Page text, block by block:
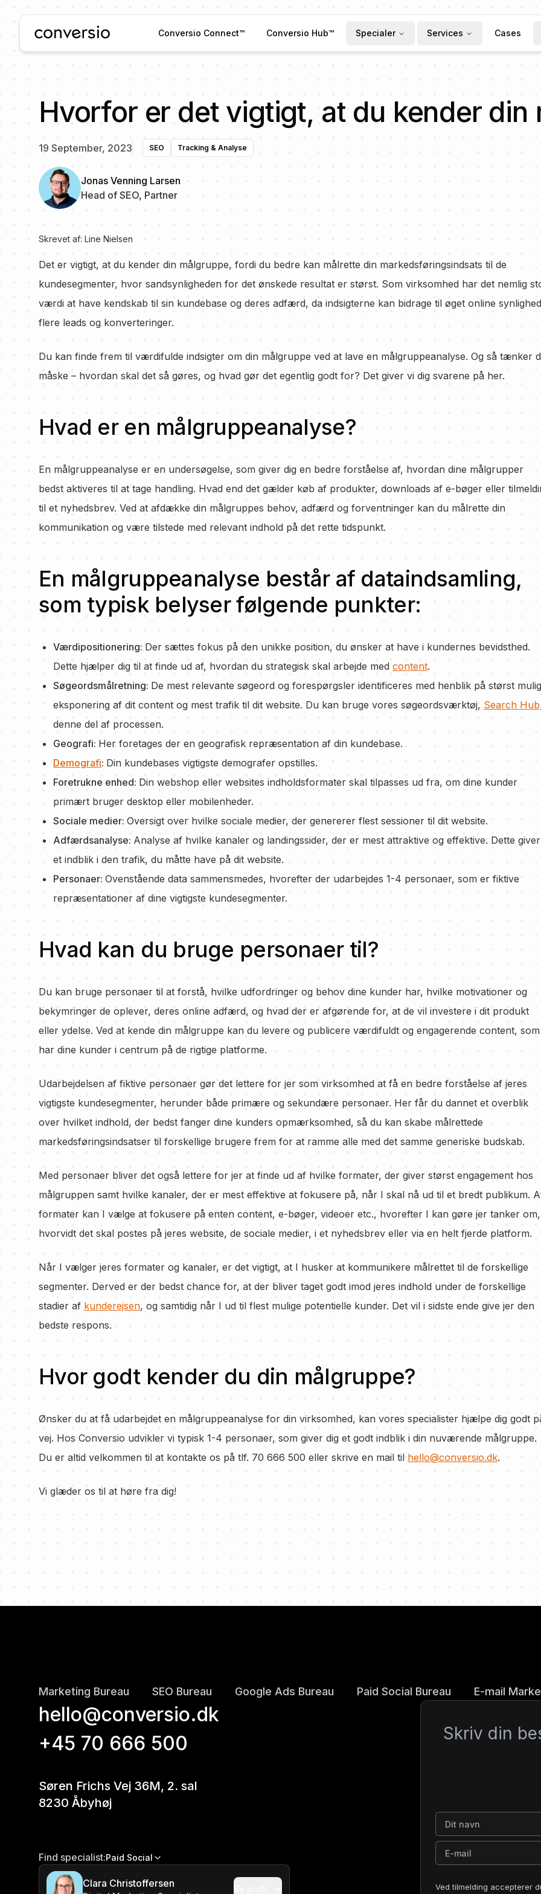
Conversio Conversio Connect™ Conversio Hub™ Specialer Services Cases
Hvorfor er det vigtigt, at du kender din
19 September, 2023 SEO Tracking & Analyse
Jonas Venning Larsen
Head of SEO, Partner
Skrevet af: Line Nielsen
Det er vigtigt, at du kender din målgruppe, fordi du bedre kan målrette din markedsføringsindsats til de
kundesegmenter, hvor sandsynligheden for det ønskede resultat er størst. Som virksomhed har det nemlig
værdi at have kendskab til sin kundebase og deres adfærd, da indsigterne kan bidrage til øget online
flere leads og konverteringer.
Du kan finde frem til værdifulde indsigter om din målgruppe ved at lave en målgruppeanalyse. Og så tænker
måske – hvordan skal det så gøres, og hvad gør det egentlig godt for? Det giver vi dig svarene på her.
Hvad er en målgruppeanalyse?
En målgruppeanalyse er en undersøgelse, som giver dig en bedre forståelse af, hvordan dine målgrupper
bedst aktiveres til at tage handling. Hvad end det gælder køb af produkter, downloads af e-bøger eller
til et nyhedsbrev. Ved at afdække din målgruppes behov, adfærd og forventninger kan du målrette din
kommunikation og være tilstede med relevant indhold på det rette tidspunkt.
En målgruppeanalyse består af dataindsamling,
som typisk belyser følgende punkter:
Værdipositionering: Der sættes fokus på den unikke position, du ønsker at have i kundernes bevidsthed.
Dette hjælper dig til at finde ud af, hvordan du strategisk skal arbejde med content.
Søgeordsmålretning: De mest relevante søgeord og forespørgsler identificeres med henblik på størst mulig
eksponering af dit content og mest trafik til dit website. Du kan bruge vores søgeordsværktøj, Search
denne del af processen.
Geografi: Her foretages der en geografisk repræsentation af din kundebase.
Demografi: Din kundebases vigtigste demografer opstilles.
Foretrukne enhed: Din webshop eller websites indholdsformater skal tilpasses ud fra, om dine kunder
primært bruger desktop eller mobilenheder.
Sociale medier: Oversigt over hvilke sociale medier, der genererer flest sessioner til dit website.
Adfærdsanalyse: Analyse af hvilke kanaler og landingssider, der er mest attraktive og effektive. Dette giver
et indblik i den trafik, du måtte have på dit website.
Personaer: Ovenstående data sammensmedes, hvorefter der udarbejdes 1-4 personaer, som er fiktive
repræsentationer af dine vigtigste kundesegmenter.
Hvad kan du bruge personaer til?
Du kan bruge personaer til at forstå, hvilke udfordringer og behov dine kunder har, hvilke motivationer og
bekymringer de oplever, deres online adfærd, og hvad der er afgørende for, at de vil investere i dit produkt
eller ydelse. Ved at kende din målgruppe kan du levere og publicere værdifuldt og engagerende content, som
har dine kunder i centrum på de rigtige platforme.
Udarbejdelsen af fiktive personaer gør det lettere for jer som virksomhed at få en bedre forståelse af jeres
vigtigste kundesegmenter, herunder både primære og sekundære personaer. Her får du dannet et overblik
over hvilket indhold, der bedst fanger dine kunders opmærksomhed, så du kan skabe målrettede
markedsføringsindsatser til forskellige brugere frem for at ramme alle med det samme generiske budskab.
Med personaer bliver det også lettere for jer at finde ud af hvilke formater, der giver størst engagement hos
målgruppen samt hvilke kanaler, der er mest effektive at fokusere på, når I skal nå ud til et bredt publikum.
formater kan I vælge at fokusere på enten content, e-bøger, videoer etc., hvorefter I kan gøre jer tanker om,
hvorvidt det skal postes på jeres website, de sociale medier, i et nyhedsbrev eller via en helt fjerde platform.
Når I vælger jeres formater og kanaler, er det vigtigt, at I husker at kommunikere målrettet til de forskellige
segmenter. Derved er der bedst chance for, at der bliver taget godt imod jeres indhold under de forskellige
stadier af kunderejsen, og samtidig når I ud til flest mulige potentielle kunder. Det vil i sidste ende give jer den
bedste respons.
Hvor godt kender du din målgruppe?
Ønsker du at få udarbejdet en målgruppeanalyse for din virksomhed, kan vores specialister hjælpe dig godt
vej. Hos Conversio udvikler vi typisk 1-4 personaer, som giver dig et godt indblik i din nuværende målgruppe.
Du er altid velkommen til at kontakte os på tlf. 70 666 500 eller skrive en mail til hello@conversio.dk.
Vi glæder os til at høre fra dig!
Marketing Bureau SEO Bureau Google Ads Bureau Paid Social Bureau E-mail
hello@conversio.dk
+45 70 666 500
Søren Frichs Vej 36M, 2. sal
8230 Åbyhøj
Find specialist:Paid Social
Clara Christoffersen
Dit navn
E-mail
Ved tilmelding accepterer